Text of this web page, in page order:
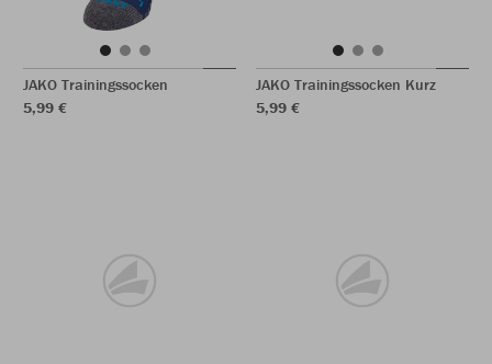
JAKO Trainingssocken
5,99 €
JAKO Trainingssocken Kurz
5,99 €